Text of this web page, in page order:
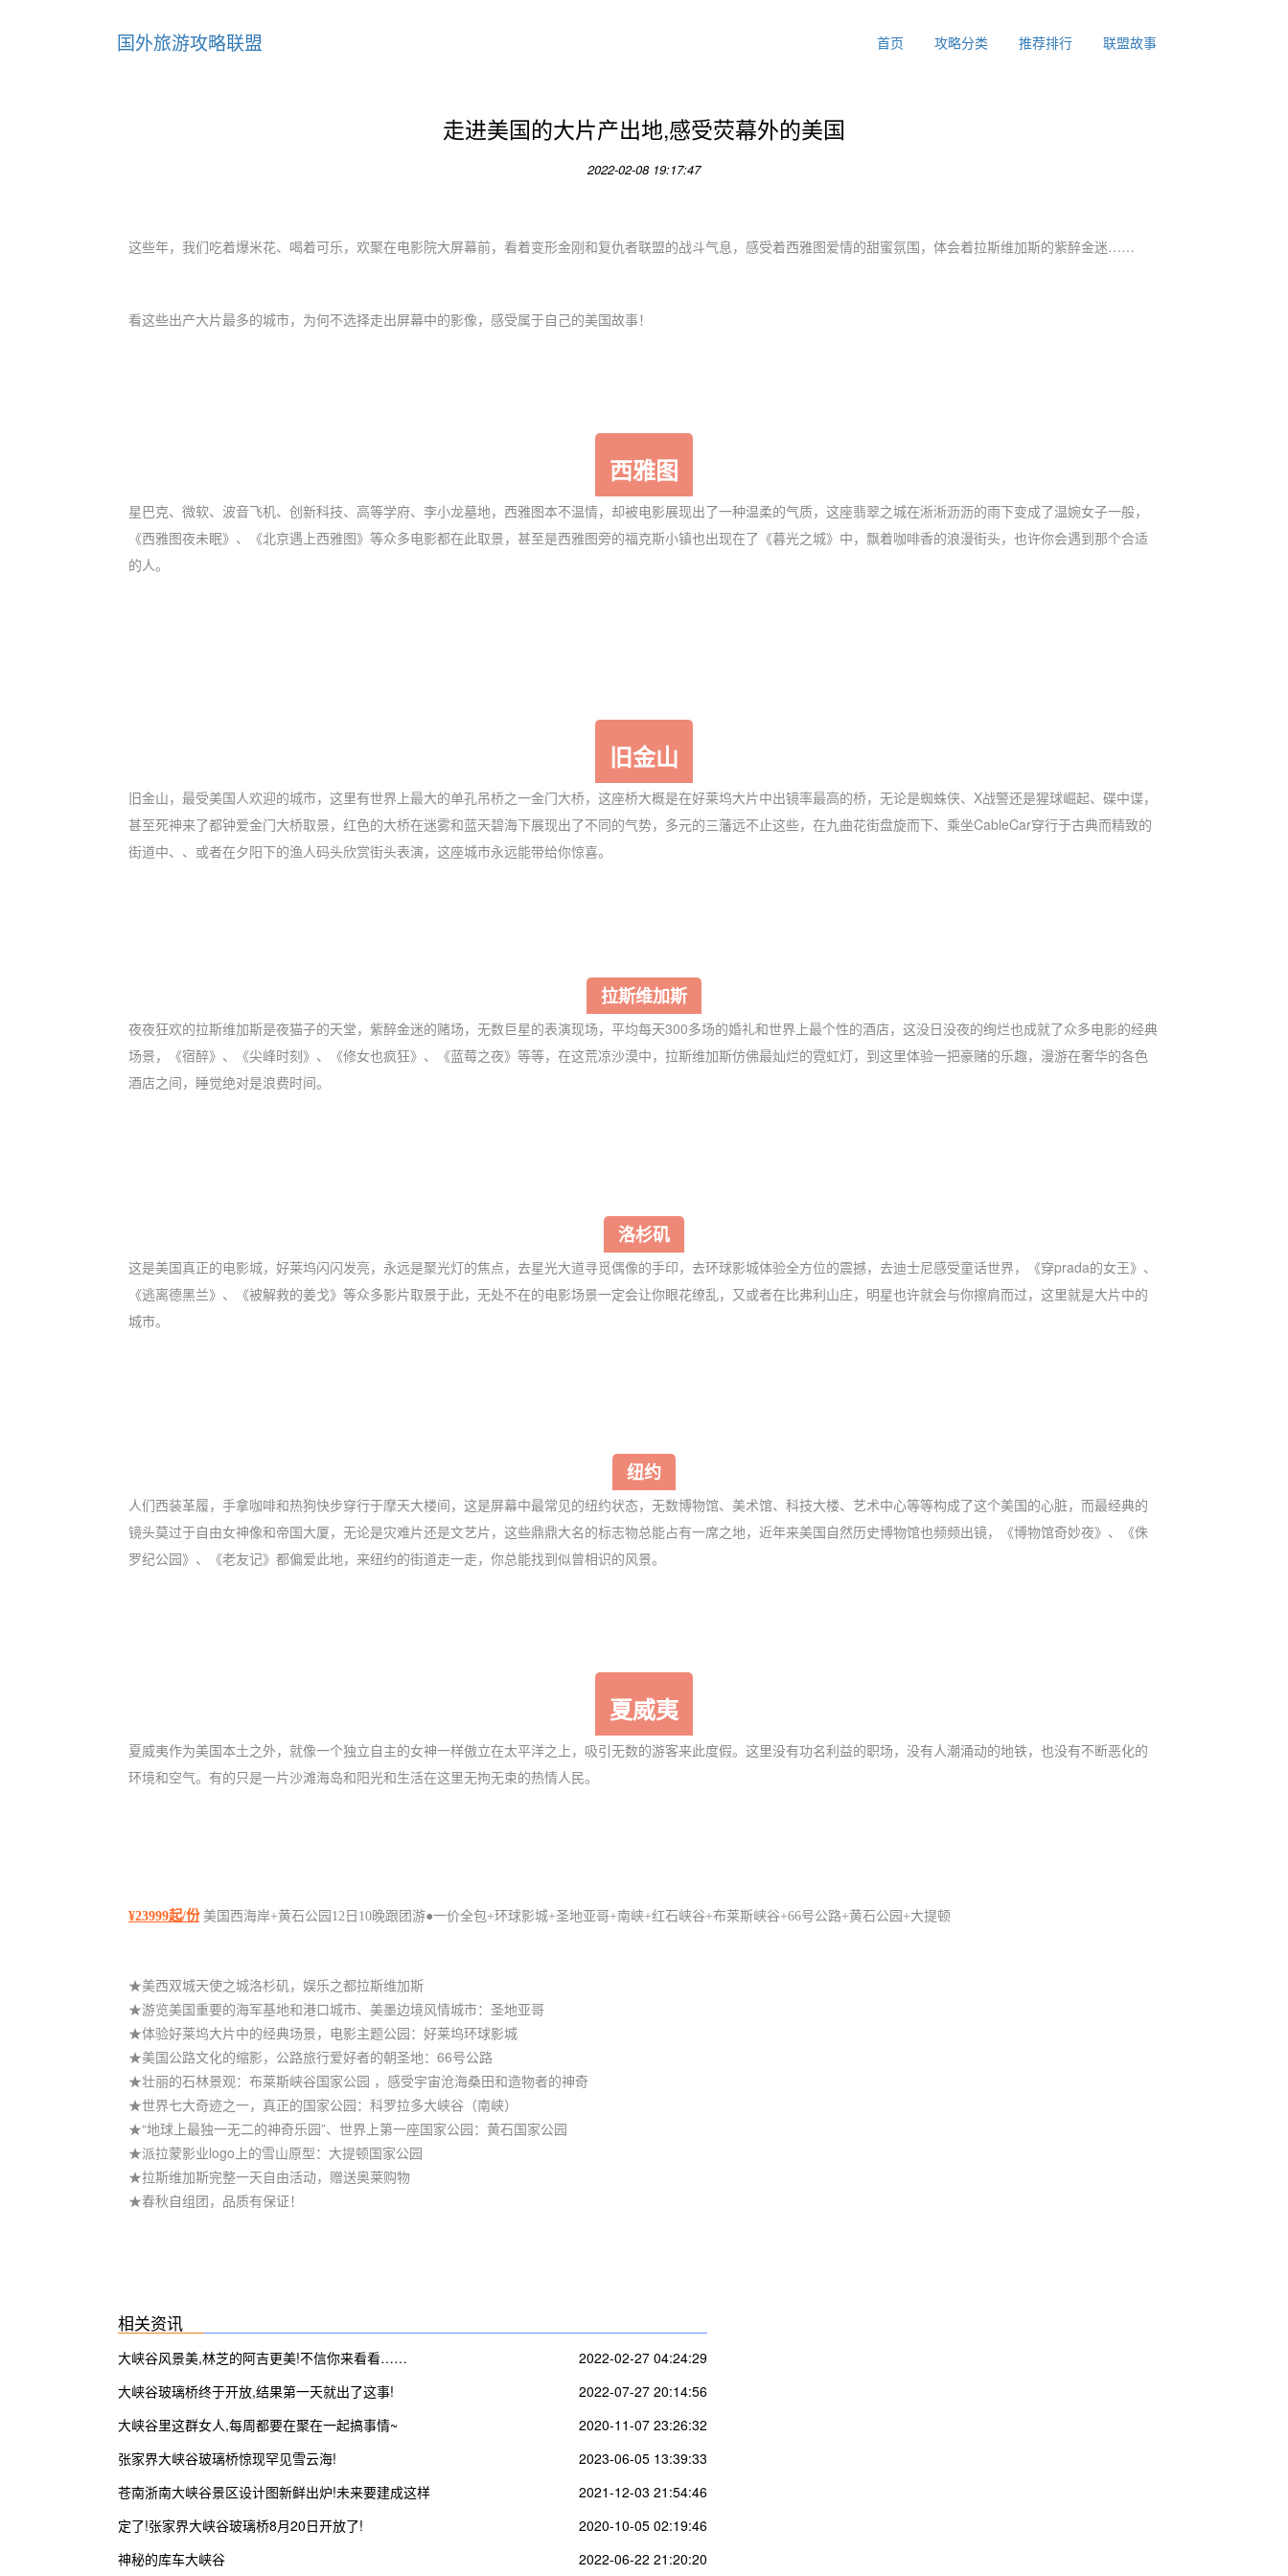
国外旅游攻略联盟 首页 攻略分类 推荐排行 联盟故事
走进美国的大片产出地,感受荧幕外的美国
2022-02-08 19:17:47
这些年，我们吃着爆米花、喝着可乐，欢聚在电影院大屏幕前，看着变形金刚和复仇者联盟的战斗气息，感受着西雅图爱情的甜蜜氛围，体会着拉斯维加斯的紫醉金迷……
看这些出产大片最多的城市，为何不选择走出屏幕中的影像，感受属于自己的美国故事！
西雅图
星巴克、微软、波音飞机、创新科技、高等学府、李小龙墓地，西雅图本不温情，却被电影展现出了一种温柔的气质，这座翡翠之城在淅淅沥沥的雨下变成了温婉女子一般，
《西雅图夜未眠》、《北京遇上西雅图》等众多电影都在此取景，甚至是西雅图旁的福克斯小镇也出现在了《暮光之城》中，飘着咖啡香的浪漫街头，也许你会遇到那个合适
的人。
旧金山
旧金山，最受美国人欢迎的城市，这里有世界上最大的单孔吊桥之一金门大桥，这座桥大概是在好莱坞大片中出镜率最高的桥，无论是蜘蛛侠、X战警还是猩球崛起、碟中谍，
甚至死神来了都钟爱金门大桥取景，红色的大桥在迷雾和蓝天碧海下展现出了不同的气势，多元的三藩远不止这些，在九曲花街盘旋而下、乘坐CableCar穿行于古典而精致的
街道中、、或者在夕阳下的渔人码头欣赏街头表演，这座城市永远能带给你惊喜。
拉斯维加斯
夜夜狂欢的拉斯维加斯是夜猫子的天堂，紫醉金迷的赌场，无数巨星的表演现场，平均每天300多场的婚礼和世界上最个性的酒店，这没日没夜的绚烂也成就了众多电影的经典
场景，《宿醉》、《尖峰时刻》、《修女也疯狂》、《蓝莓之夜》等等，在这荒凉沙漠中，拉斯维加斯仿佛最灿烂的霓虹灯，到这里体验一把豪赌的乐趣，漫游在奢华的各色
酒店之间，睡觉绝对是浪费时间。
洛杉矶
这是美国真正的电影城，好莱坞闪闪发亮，永远是聚光灯的焦点，去星光大道寻觅偶像的手印，去环球影城体验全方位的震撼，去迪士尼感受童话世界，《穿prada的女王》、
《逃离德黑兰》、《被解救的姜戈》等众多影片取景于此，无处不在的电影场景一定会让你眼花缭乱，又或者在比弗利山庄，明星也许就会与你擦肩而过，这里就是大片中的
城市。
纽约
人们西装革履，手拿咖啡和热狗快步穿行于摩天大楼间，这是屏幕中最常见的纽约状态，无数博物馆、美术馆、科技大楼、艺术中心等等构成了这个美国的心脏，而最经典的
镜头莫过于自由女神像和帝国大厦，无论是灾难片还是文艺片，这些鼎鼎大名的标志物总能占有一席之地，近年来美国自然历史博物馆也频频出镜，《博物馆奇妙夜》、《侏
罗纪公园》、《老友记》都偏爱此地，来纽约的街道走一走，你总能找到似曾相识的风景。
夏威夷
夏威夷作为美国本土之外，就像一个独立自主的女神一样傲立在太平洋之上，吸引无数的游客来此度假。这里没有功名利益的职场，没有人潮涌动的地铁，也没有不断恶化的
环境和空气。有的只是一片沙滩海岛和阳光和生活在这里无拘无束的热情人民。
¥23999起/份 美国西海岸+黄石公园12日10晚跟团游●一价全包+环球影城+圣地亚哥+南峡+红石峡谷+布莱斯峡谷+66号公路+黄石公园+大提顿
★美西双城天使之城洛杉矶，娱乐之都拉斯维加斯
★游览美国重要的海军基地和港口城市、美墨边境风情城市：圣地亚哥
★体验好莱坞大片中的经典场景，电影主题公园：好莱坞环球影城
★美国公路文化的缩影，公路旅行爱好者的朝圣地：66号公路
★壮丽的石林景观：布莱斯峡谷国家公园 ，感受宇宙沧海桑田和造物者的神奇
★世界七大奇迹之一，真正的国家公园：科罗拉多大峡谷（南峡）
★“地球上最独一无二的神奇乐园”、世界上第一座国家公园：黄石国家公园
★派拉蒙影业logo上的雪山原型：大提顿国家公园
★拉斯维加斯完整一天自由活动，赠送奥莱购物
★春秋自组团，品质有保证！
相关资讯
大峡谷风景美,林芝的阿吉更美!不信你来看看……
2022-02-27 04:24:29
大峡谷玻璃桥终于开放,结果第一天就出了这事!
2022-07-27 20:14:56
大峡谷里这群女人,每周都要在聚在一起搞事情~
2020-11-07 23:26:32
张家界大峡谷玻璃桥惊现罕见雪云海!
2023-06-05 13:39:33
苍南浙南大峡谷景区设计图新鲜出炉!未来要建成这样
子…
2021-12-03 21:54:46
定了!张家界大峡谷玻璃桥8月20日开放了!
2020-10-05 02:19:46
神秘的库车大峡谷
2022-06-22 21:20:20